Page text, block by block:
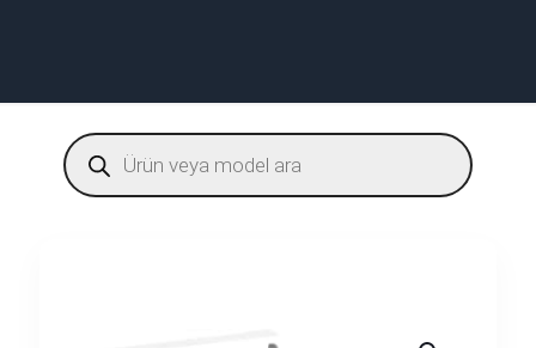
Products
search